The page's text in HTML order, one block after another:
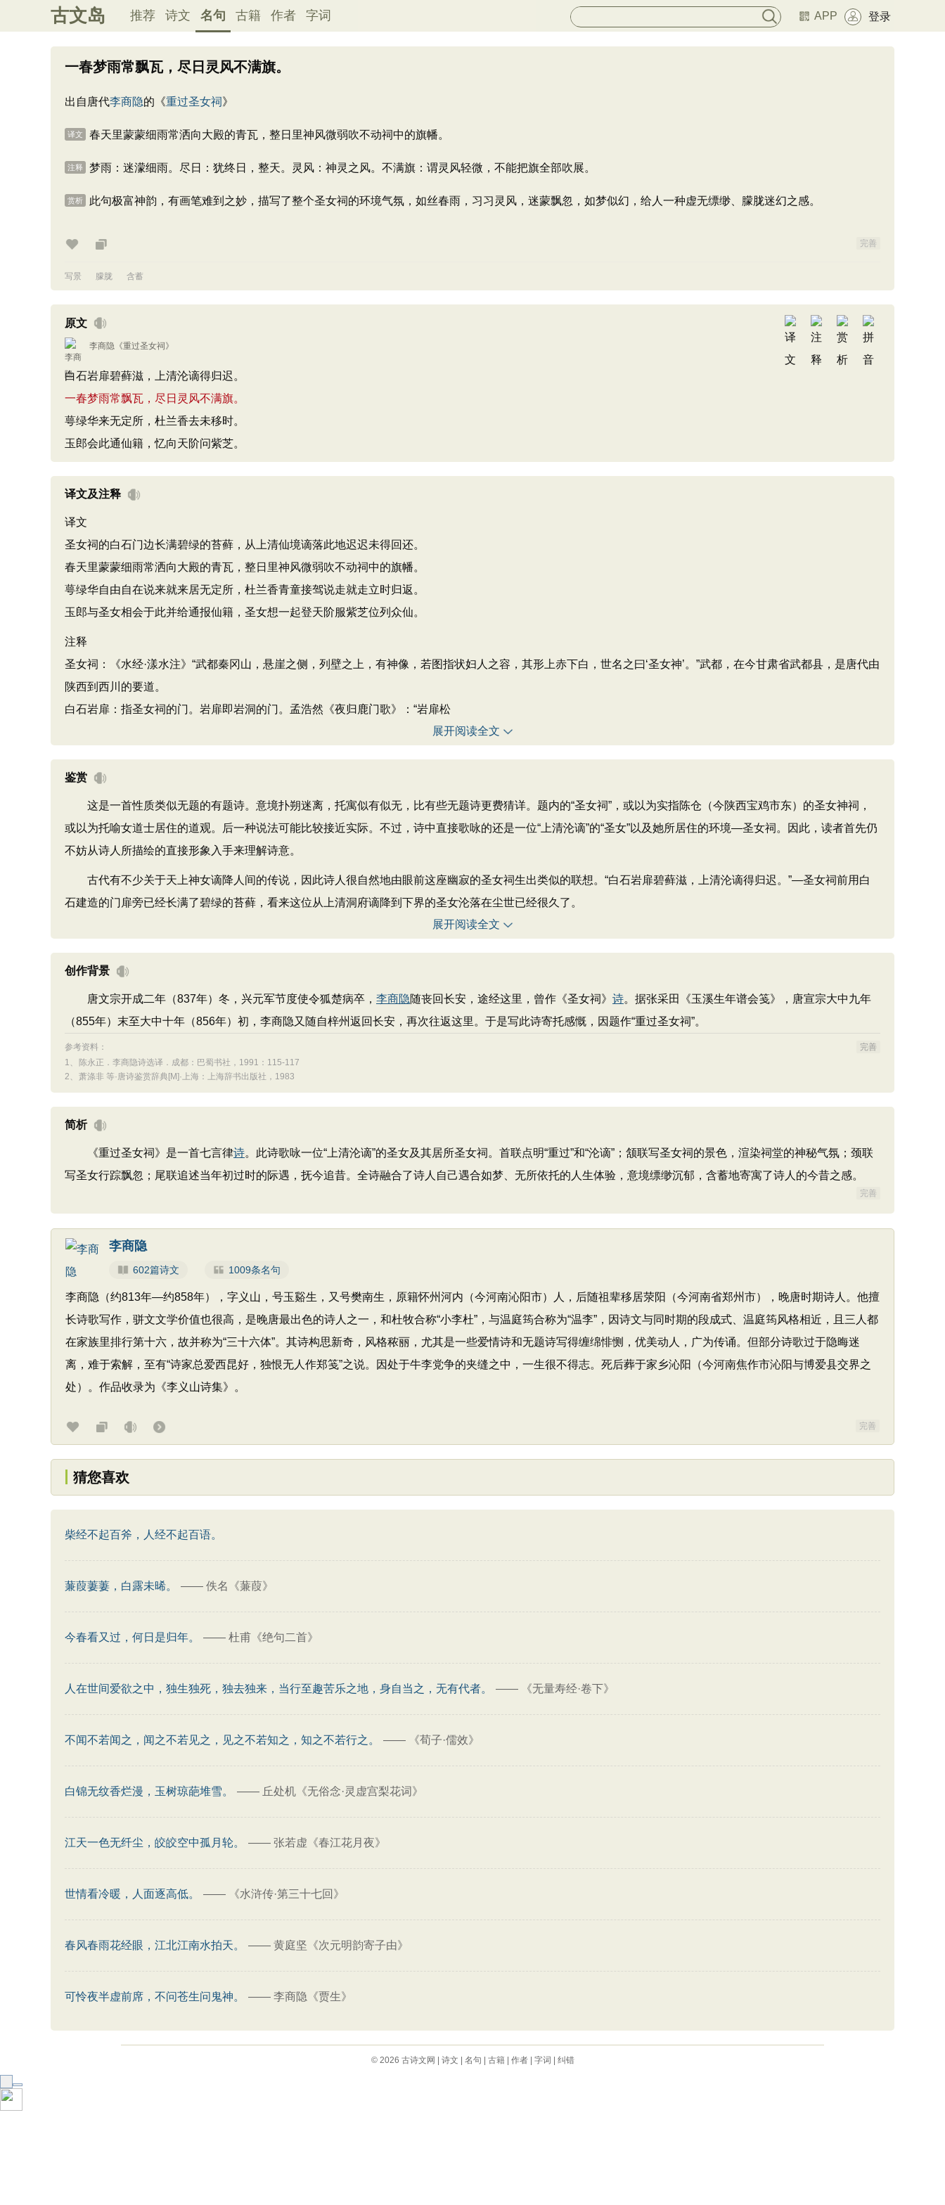
古文岛 推荐 诗文 名句 古籍 作者 字词 APP 登录
一春梦雨常飘瓦，尽日灵风不满旗。
出自唐代李商隐的《重过圣女祠》
译文 春天里蒙蒙细雨常洒向大殿的青瓦，整日里神风微弱吹不动祠中的旗幡。
注释 梦雨：迷濛细雨。尽日：犹终日，整天。灵风：神灵之风。不满旗：谓灵风轻微，不能把旗全部吹展。
赏析 此句极富神韵，有画笔难到之妙，描写了整个圣女祠的环境气氛，如丝春雨，习习灵风，迷蒙飘忽，如梦似幻，给人一种虚无缥缈、朦胧迷幻之感。
完善
写景 朦胧 含蓄
原文
李商隐 《重过圣女祠 》
白石岩扉碧藓滋，上清沦谪得归迟。
一春梦雨常飘瓦，尽日灵风不满旗。
萼绿华来无定所，杜兰香去未移时。
玉郎会此通仙籍，忆向天阶问紫芝。
译文及注释
译文
圣女祠的白石门边长满碧绿的苔藓，从上清仙境谪落此地迟迟未得回还。
春天里蒙蒙细雨常洒向大殿的青瓦，整日里神风微弱吹不动祠中的旗幡。
萼绿华自由自在说来就来居无定所，杜兰香青童接驾说走就走立时归返。
玉郎与圣女相会于此并给通报仙籍，圣女想一起登天阶服紫芝位列众仙。
注释
圣女祠：《水经·漾水注》“武都秦冈山，悬崖之侧，列壁之上，有神像，若图指状妇人之容，其形上赤下白，世名之曰‘圣女神’。”武都，在今甘肃省武都县，是唐代由
陕西到西川的要道。
白石岩扉：指圣女祠的门。岩扉即岩洞的门。孟浩然《夜归鹿门歌》：“岩扉松
展开阅读全文
鉴赏
这是一首性质类似无题的有题诗。意境扑朔迷离，托寓似有似无，比有些无题诗更费猜详。题内的“圣女祠”，或以为实指陈仓（今陕西宝鸡市东）的圣女神祠，
或以为托喻女道士居住的道观。后一种说法可能比较接近实际。不过，诗中直接歌咏的还是一位“上清沦谪”的“圣女”以及她所居住的环境—圣女祠。因此，读者首先仍
不妨从诗人所描绘的直接形象入手来理解诗意。
古代有不少关于天上神女谪降人间的传说，因此诗人很自然地由眼前这座幽寂的圣女祠生出类似的联想。“白石岩扉碧藓滋，上清沦谪得归迟。”—圣女祠前用白
石建造的门扉旁已经长满了碧绿的苔藓，看来这位从上清洞府谪降到下界的圣女沦落在尘世已经很久了。
展开阅读全文
创作背景
唐文宗开成二年（837年）冬，兴元军节度使令狐楚病卒， 李商隐随丧回长安，途经这里，曾作《圣女祠》 诗。据张采田《玉溪生年谱会笺》，唐宣宗大中九年
（855年）末至大中十年（856年）初，李商隐又随自梓州返回长安，再次往返这里。于是写此诗寄托感慨，因题作“重过圣女祠”。
参考资料：
完善
1、
陈永正．李商隐诗选译．成都：巴蜀书社，1991：115-117
2、 萧涤非 等·唐诗鉴赏辞典[M]·上海：上海辞书出版社，1983
简析
《重过圣女祠》是一首七言律诗。此诗歌咏一位“上清沦谪”的圣女及其居所圣女祠。首联点明“重过”和“沦谪”；颔联写圣女祠的景色，渲染祠堂的神秘气氛；颈联
写圣女行踪飘忽；尾联追述当年初过时的际遇，抚今追昔。全诗融合了诗人自己遇合如梦、无所依托的人生体验，意境缥缈沉郁，含蓄地寄寓了诗人的今昔之感。
完善
李商隐
602篇诗文 1009条名句
李商隐（约813年—约858年），字义山，号玉谿生，又号樊南生，原籍怀州河内（今河南沁阳市）人，后随祖辈移居荥阳（今河南省郑州市），晚唐时期诗人。他擅
长诗歌写作，骈文文学价值也很高，是晚唐最出色的诗人之一，和杜牧合称“小李杜”，与温庭筠合称为“温李”，因诗文与同时期的段成式、温庭筠风格相近，且三人都
在家族里排行第十六，故并称为“三十六体”。其诗构思新奇，风格秾丽，尤其是一些爱情诗和无题诗写得缠绵悱恻，优美动人，广为传诵。但部分诗歌过于隐晦迷
离，难于索解，至有“诗家总爱西昆好，独恨无人作郑笺”之说。因处于牛李党争的夹缝之中，一生很不得志。死后葬于家乡沁阳（今河南焦作市沁阳与博爱县交界之
处）。作品收录为《李义山诗集》。
完善
猜您喜欢
柴经不起百斧，人经不起百语。
蒹葭萋萋，白露未晞。 —— 佚名《蒹葭》
今春看又过，何日是归年。 —— 杜甫《绝句二首》
人在世间爱欲之中，独生独死，独去独来，当行至趣苦乐之地，身自当之，无有代者。 —— 《无量寿经·卷下》
不闻不若闻之，闻之不若见之，见之不若知之，知之不若行之。 —— 《荀子·儒效》
白锦无纹香烂漫，玉树琼葩堆雪。 —— 丘处机《无俗念·灵虚宫梨花词》
江天一色无纤尘，皎皎空中孤月轮。 —— 张若虚《春江花月夜》
世情看冷暖，人面逐高低。 —— 《水浒传·第三十七回》
春风春雨花经眼，江北江南水拍天。 —— 黄庭坚《次元明韵寄子由》
可怜夜半虚前席，不问苍生问鬼神。 —— 李商隐《贾生》
© 2026 古诗文网 诗文 名句 古籍| 作者| 字词 纠错